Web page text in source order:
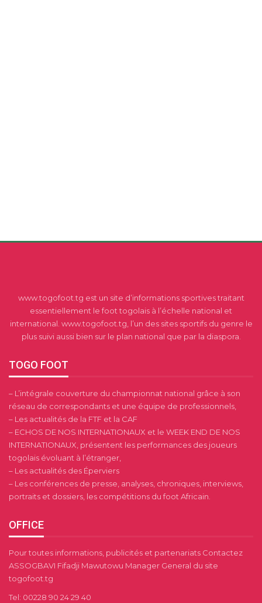
www.togofoot.tg est un site d’informations sportives traitant
essentiellement le foot togolais à l’échelle national et
international. www.togofoot.tg, l’un des sites sportifs du genre le
plus suivi aussi bien sur le plan national que par la diaspora.
TOGO FOOT
– L’intégrale couverture du championnat national grâce à son
réseau de correspondants et une équipe de professionnels,
– Les actualités de la FTF et la CAF
– ECHOS DE NOS INTERNATIONAUX et le WEEK END DE NOS
INTERNATIONAUX, présentent les performances des joueurs
togolais évoluant à l’étranger,
– Les actualités des Éperviers
– Les conférences de presse, analyses, chroniques, interviews,
portraits et dossiers, les compétitions du foot Africain.
OFFICE
Pour toutes informations, publicités et partenariats Contactez
ASSOGBAVI Fifadji Mawutowu Manager General du site
togofoot.tg
Tel: 00228 90 24 29 40